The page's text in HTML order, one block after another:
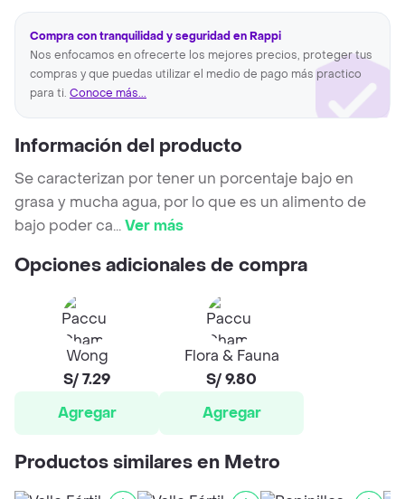
Compra con tranquilidad y seguridad en Rappi
Nos enfocamos en ofrecerte los mejores precios, proteger tus
compras y que puedas utilizar el medio de pago más practico
para ti. Conoce más...
Información del producto
Se caracterizan por tener un porcentaje bajo en
grasa y mucha agua, por lo que es un alimento de
bajo poder ca...Ver más
Opciones adicionales de compra
Wong
S/ 7.29
Agregar
Flora & Fauna
S/ 9.80
Agregar
Productos similares en Metro